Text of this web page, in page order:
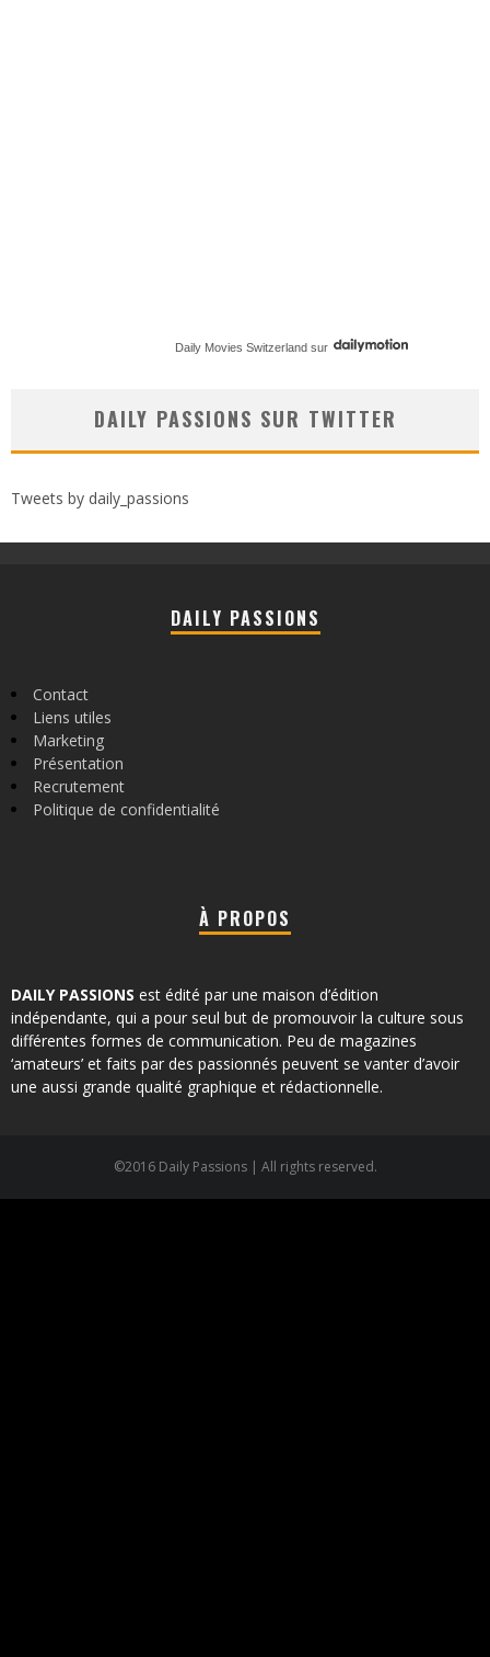
Daily Movies Switzerland sur
DAILY PASSIONS SUR TWITTER
Tweets by daily_passions
DAILY PASSIONS
Contact
Liens utiles
Marketing
Présentation
Recrutement
Politique de confidentialité
À PROPOS
DAILY PASSIONS est édité par une maison d’édition
indépendante, qui a pour seul but de promouvoir la culture sous
différentes formes de communication. Peu de magazines
‘amateurs’ et faits par des passionnés peuvent se vanter d’avoir
une aussi grande qualité graphique et rédactionnelle.
©2016 Daily Passions | All rights reserved.